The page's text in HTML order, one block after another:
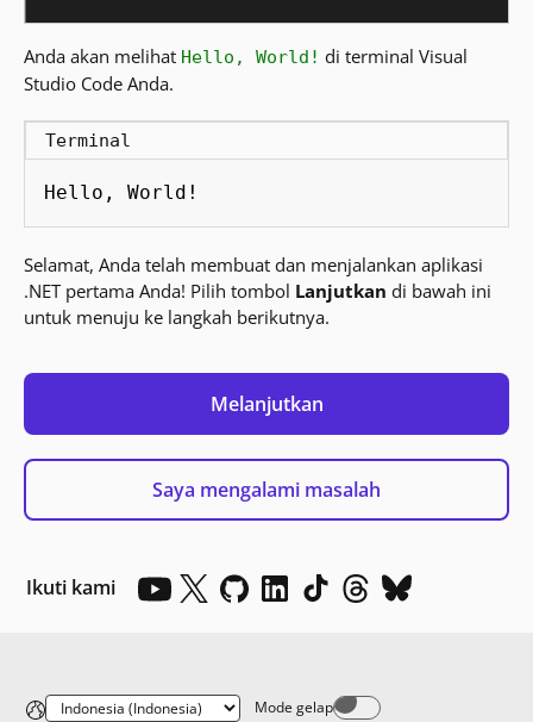
Anda akan melihat Hello, World! di terminal Visual
Studio Code Anda.
Terminal
Hello, World!
Selamat, Anda telah membuat dan menjalankan aplikasi
.NET pertama Anda! Pilih tombol Lanjutkan di bawah ini
untuk menuju ke langkah berikutnya.
Melanjutkan
Saya mengalami masalah
Ikuti kami
Mode gelap